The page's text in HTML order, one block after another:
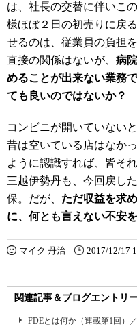
は、社長の交替に伴いこ
様ほぼ２日の初売りに戻
せるのは、従業員の負担
直接の関係はないが、 病
めることが出来ない業務
ても良いのではないか？
コンビニが開いていない
昔は空いている店はなか
ように認識すれば、皆そ
三越伊勢丹も、今回戻し
保。だが、 ただ収益を求
に、何とも言えない不安
マイク 丹治 2017/12/17
関連記事＆ブログエントリ
FDEとは何か（連載第1回）